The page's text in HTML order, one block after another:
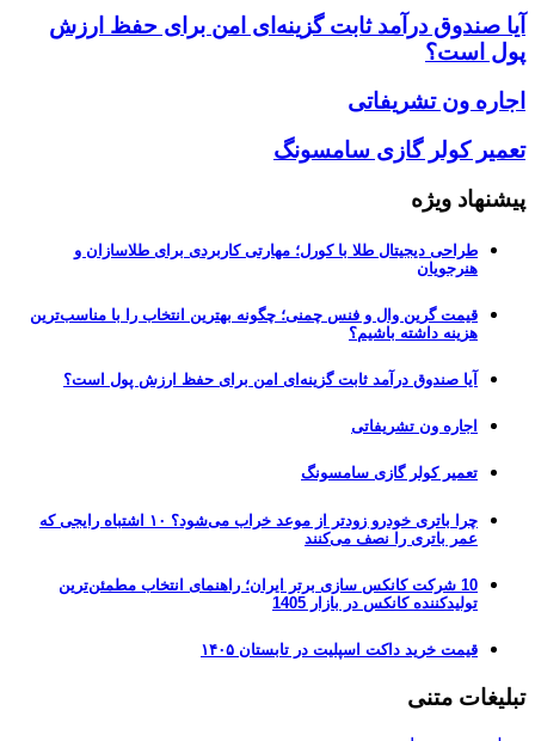
آیا صندوق درآمد ثابت گزینه‌ای امن برای حفظ ارزش
پول است؟
اجاره ون تشریفاتی
تعمیر کولر گازی سامسونگ
پیشنهاد ویژه
طراحی دیجیتال طلا با کورل؛ مهارتی کاربردی برای طلاسازان و
هنرجویان
قیمت گرین وال و فنس چمنی؛ چگونه بهترین انتخاب را با مناسب‌ترین
هزینه داشته باشیم؟
آیا صندوق درآمد ثابت گزینه‌ای امن برای حفظ ارزش پول است؟
اجاره ون تشریفاتی
تعمیر کولر گازی سامسونگ
چرا باتری خودرو زودتر از موعد خراب می‌شود؟ ۱۰ اشتباه رایجی که
عمر باتری را نصف می‌کنند
10 شرکت کانکس سازی برتر ایران؛ راهنمای انتخاب مطمئن‌ترین
تولیدکننده کانکس در بازار 1405
قیمت خرید داکت اسپلیت در تابستان ۱۴۰۵
تبلیغات متنی